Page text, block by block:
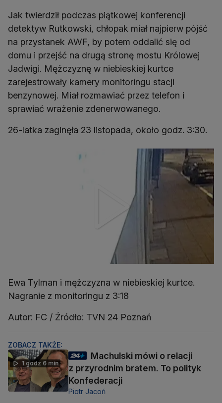
Jak twierdził podczas piątkowej konferencji
detektyw Rutkowski, chłopak miał najpierw pójść
na przystanek AWF, by potem oddalić się od
domu i przejść na drugą stronę mostu Królowej
Jadwigi. Mężczyznę w niebieskiej kurtce
zarejestrowały kamery monitoringu stacji
benzynowej. Miał rozmawiać przez telefon i
sprawiać wrażenie zdenerwowanego.
26-latka zaginęła 23 listopada, około godz. 3:30.
Ewa Tylman i mężczyzna w niebieskiej kurtce.
Nagranie z monitoringu z 3:18
Autor: FC / Źródło: TVN 24 Poznań
ZOBACZ TAKŻE:
1 godz 6 min
Machulski mówi o relacji
z przyrodnim bratem. To polityk
Konfederacji
Piotr Jacoń